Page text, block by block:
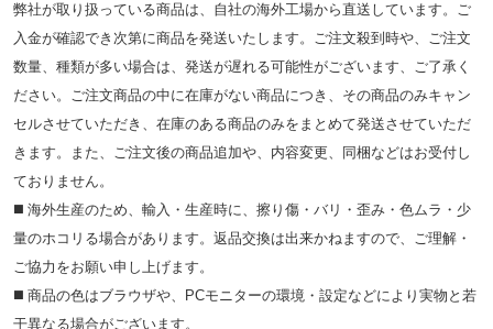
弊社が取り扱っている商品は、自社の海外工場から直送しています。ご
入金が確認でき次第に商品を発送いたします。ご注文殺到時や、ご注文
数量、種類が多い場合は、発送が遅れる可能性がございます、ご了承く
ださい。ご注文商品の中に在庫がない商品につき、その商品のみキャン
セルさせていただき、在庫のある商品のみをまとめて発送させていただ
きます。また、ご注文後の商品追加や、内容変更、同梱などはお受付し
ておりません。
◼️ 海外⽣産のため、輸⼊・⽣産時に、擦り傷・バリ・歪み・色ムラ・少
量のホコリる場合があります。返品交換は出来かねますので、ご理解・
ご協⼒をお願い申し上げます。
◼️ 商品の⾊はブラウザや、PCモニターの環境・設定などにより実物と若
⼲異なる場合がございます。